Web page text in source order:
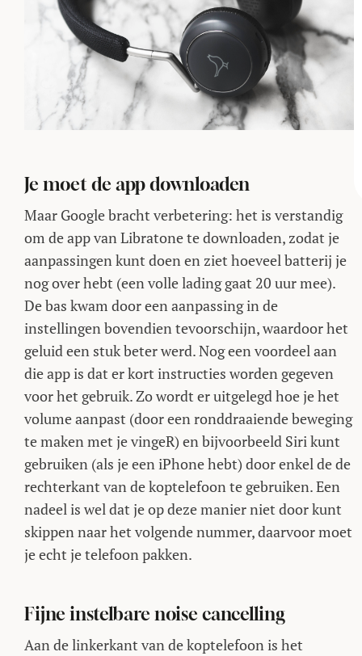
Je moet de app downloaden
Maar Google bracht verbetering: het is verstandig
om de app van Libratone te downloaden, zodat je
aanpassingen kunt doen en ziet hoeveel batterij je
nog over hebt (een volle lading gaat 20 uur mee).
De bas kwam door een aanpassing in de
instellingen bovendien tevoorschijn, waardoor het
geluid een stuk beter werd. Nog een voordeel aan
die app is dat er kort instructies worden gegeven
voor het gebruik. Zo wordt er uitgelegd hoe je het
volume aanpast (door een ronddraaiende beweging
te maken met je vingeR) en bijvoorbeeld Siri kunt
gebruiken (als je een iPhone hebt) door enkel de de
rechterkant van de koptelefoon te gebruiken. Een
nadeel is wel dat je op deze manier niet door kunt
skippen naar het volgende nummer, daarvoor moet
je echt je telefoon pakken.
Fijne instelbare noise cancelling
Aan de linkerkant van de koptelefoon is het